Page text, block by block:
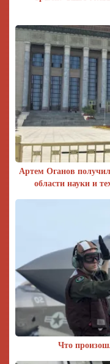
Артем Оганов
области науки и
Что